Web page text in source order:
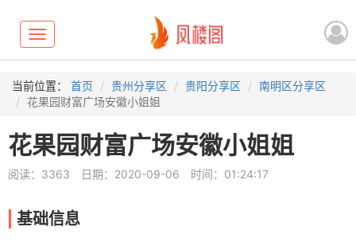
Toggle
navigation
当前位置： 首页 贵州分享区 贵阳分享区
南明区分享区
花果园财富广场安徽小姐姐
花果园财富广场安徽小姐姐
阅读：3363 日期：2020-09-06 时间：01:24:17
基础信息